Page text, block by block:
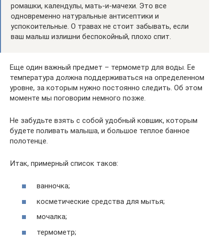
ромашки, календулы, мать-и-мачехи. Это все
одновременно натуральные антисептики и
успокоительные. О травах не стоит забывать, если
ваш малыш излишни беспокойный, плохо спит.
Еще один важный предмет – термометр для воды. Ее
температура должна поддерживаться на определенном
уровне, за которым нужно постоянно следить. Об этом
моменте мы поговорим немного позже.
Не забудьте взять с собой удобный ковшик, которым
будете поливать малыша, и большое теплое банное
полотенце.
Итак, примерный список таков:
ванночка;
косметические средства для мытья;
мочалка;
термометр;